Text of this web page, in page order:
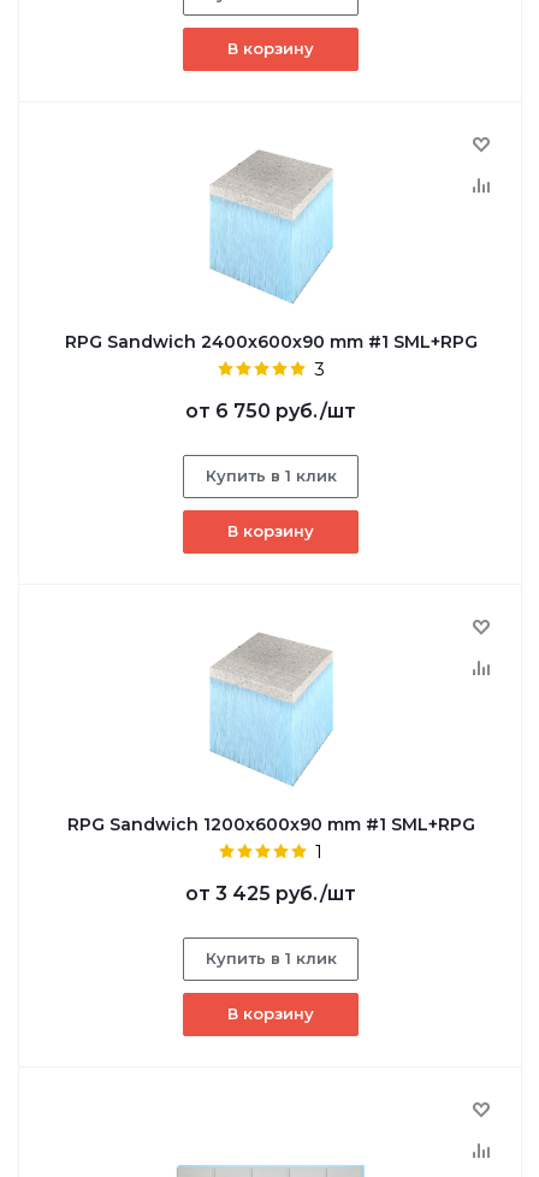
В корзину
RPG Sandwich 2400х600х90 mm #1 SML+RPG
3
от 6 750 руб./шт
Купить в 1 клик
В корзину
RPG Sandwich 1200х600х90 mm #1 SML+RPG
1
от 3 425 руб./шт
Купить в 1 клик
В корзину